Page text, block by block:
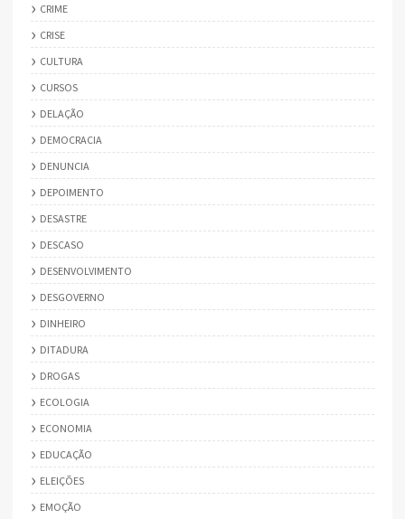
CRIME
CRISE
CULTURA
CURSOS
DELAÇÃO
DEMOCRACIA
DENUNCIA
DEPOIMENTO
DESASTRE
DESCASO
DESENVOLVIMENTO
DESGOVERNO
DINHEIRO
DITADURA
DROGAS
ECOLOGIA
ECONOMIA
EDUCAÇÃO
ELEIÇÕES
EMOÇÃO